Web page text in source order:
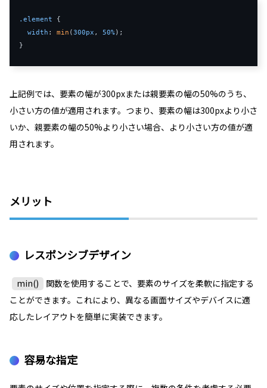
.element {
width : min (300px , 50%);
}
上記例では、要素の幅が300pxまたは親要素の幅の50%のうち、
小さい方の値が適用されます。つまり、要素の幅は300pxより小さ
いか、親要素の幅の50%より小さい場合、より小さい方の値が適
用されます。
メリット
レスポンシブデザイン
min()
関数を使用することで、要素のサイズを柔軟に指定する
ことができます。これにより、異なる画面サイズやデバイスに適
応したレイアウトを簡単に実装できます。
容易な指定